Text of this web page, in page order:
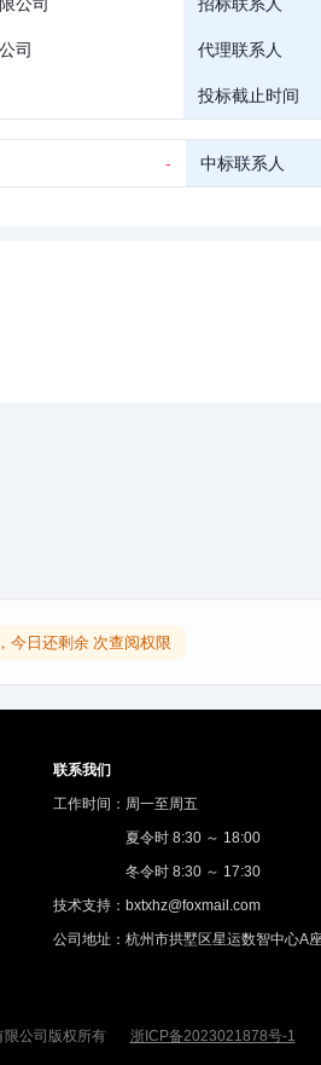
司 代理联系人
投标截止时间
- 中标联系人
今日还剩余 次查阅权限
联系我们
工作时间：周一至周五
夏令时 8:30 ～ 18:00
冬令时 8:30 ～ 17:30
技术支持：bxtxhz@foxmail.com
公司地址：杭州市拱墅区星运数智中心A
公司版权所有 浙ICP备2023021878号-1